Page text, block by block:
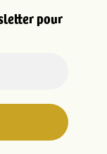
pour